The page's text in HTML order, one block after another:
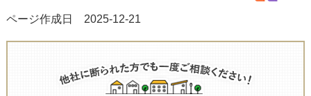
ページ作成日 2025-12-21